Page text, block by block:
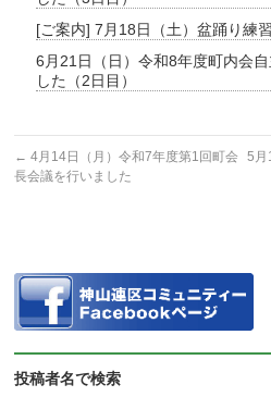
[ご案内] 7月18日（土）盆踊り練
6月21日（日）令和8年度町内会
した（2日目）
← 4月14日（月）令和7年度第1回町会
長会議を行いました
5月
投稿者名で検索